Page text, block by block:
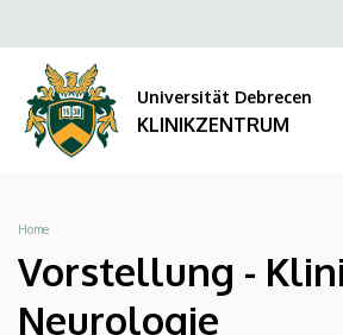
Klinik
Neurologie
KLINIKZENTRUM
zum
Inhalt
Universität Debrecen
KLINIKZENTRUM
Breadcrumb
Home
Vorstellung -
Neurologie